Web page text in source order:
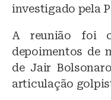
investigado pela
A reunião foi
depoimentos de
de Jair
articulação